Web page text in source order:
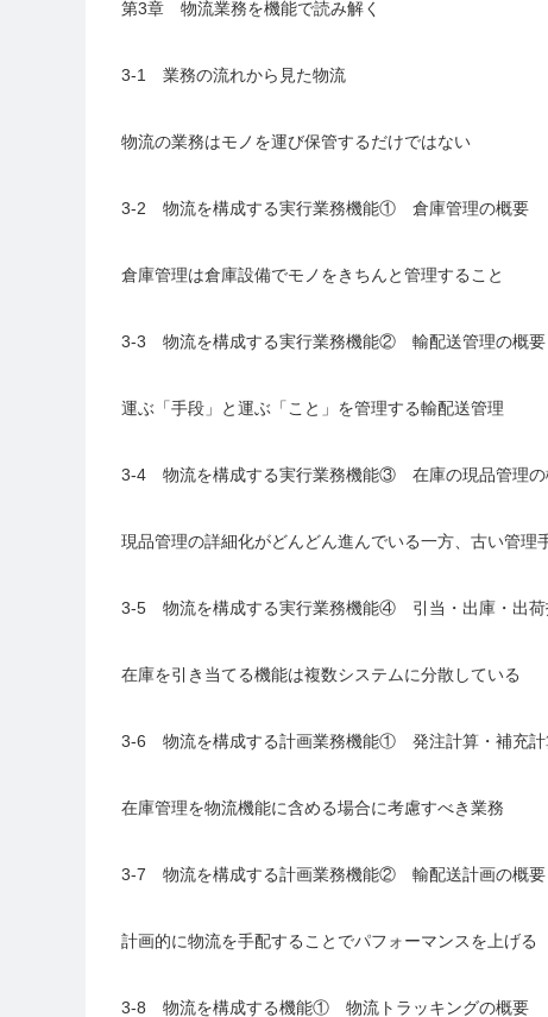
第3章 物流業務を機能で読み解く
3-1 業務の流れから見た物流
物流の業務はモノを運び保管するだけではない
3-2 物流を構成する実行業務機能① 倉庫管理の概要
倉庫管理は倉庫設備でモノをきちんと管理すること
3-3 物流を構成する実行業務機能② 輸配送管理の概要
運ぶ「手段」と運ぶ「こと」を管理する輸配送管理
3-4 物流を構成する実行業務機能③ 在庫の現品管理の
現品管理の詳細化がどんどん進んでいる一方、古い管理
3-5 物流を構成する実行業務機能④ 引当・出庫・出荷
在庫を引き当てる機能は複数システムに分散している
3-6 物流を構成する計画業務機能① 発注計算・補充計
在庫管理を物流機能に含める場合に考慮すべき業務
3-7 物流を構成する計画業務機能② 輸配送計画の概要
計画的に物流を手配することでパフォーマンスを上げる
3-8 物流を構成する機能① 物流トラッキングの概要